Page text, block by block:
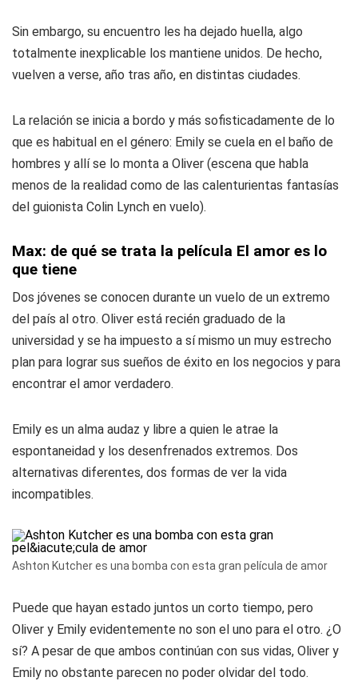
Sin embargo, su encuentro les ha dejado huella, algo
totalmente inexplicable los mantiene unidos. De hecho,
vuelven a verse, año tras año, en distintas ciudades.
La relación se inicia a bordo y más sofisticadamente de lo
que es habitual en el género: Emily se cuela en el baño de
hombres y allí se lo monta a Oliver (escena que habla
menos de la realidad como de las calenturientas fantasías
del guionista Colin Lynch en vuelo).
Max: de qué se trata la película El amor es lo
que tiene
Dos jóvenes se conocen durante un vuelo de un extremo
del país al otro. Oliver está recién graduado de la
universidad y se ha impuesto a sí mismo un muy estrecho
plan para lograr sus sueños de éxito en los negocios y para
encontrar el amor verdadero.
Emily es un alma audaz y libre a quien le atrae la
espontaneidad y los desenfrenados extremos. Dos
alternativas diferentes, dos formas de ver la vida
incompatibles.
Ashton Kutcher es una bomba con esta gran película de amor
Puede que hayan estado juntos un corto tiempo, pero
Oliver y Emily evidentemente no son el uno para el otro. ¿O
sí? A pesar de que ambos continúan con sus vidas, Oliver y
Emily no obstante parecen no poder olvidar del todo.